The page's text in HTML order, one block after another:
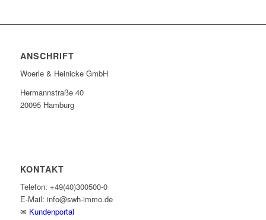
ANSCHRIFT
Woerle & Heinicke GmbH
Hermannstraße 40
20095 Hamburg
KONTAKT
Telefon: +49(40)300500-0
E-Mail: info@swh-immo.de
✉ Kundenportal